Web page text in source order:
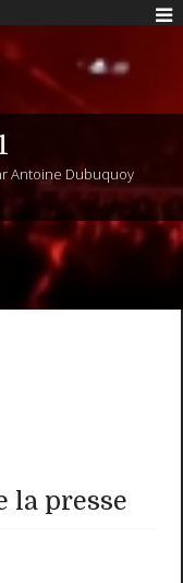
Antoine Dubuquoy
la presse